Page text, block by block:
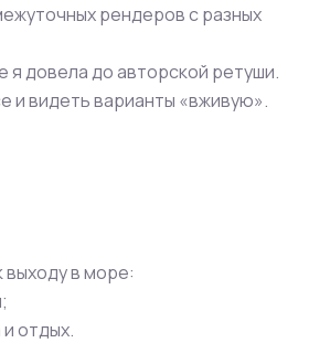
рендеров с разных
я довела до авторской ретуши.
и видеть варианты «вживую».
в море:
отдых.